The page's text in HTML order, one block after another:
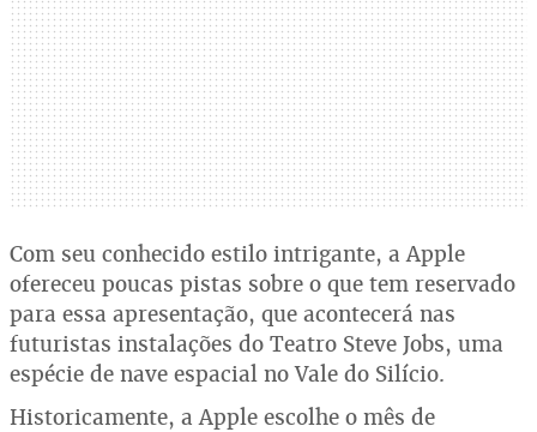
Com seu conhecido estilo intrigante, a Apple
ofereceu poucas pistas sobre o que tem reservado
para essa apresentação, que acontecerá nas
futuristas instalações do Teatro Steve Jobs, uma
espécie de nave espacial no Vale do Silício.
Historicamente, a Apple escolhe o mês de